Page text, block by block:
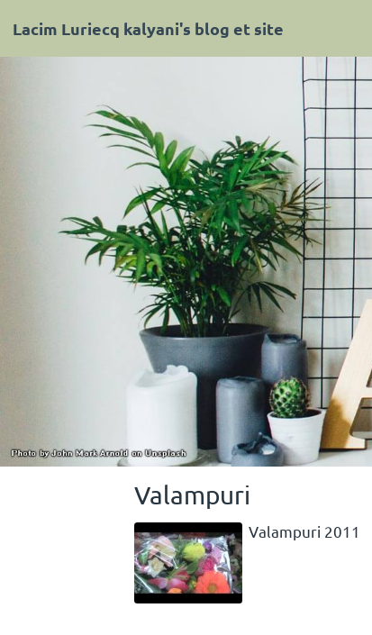
Lacim Luriecq kalyani's blog et site
Valampuri
Valampuri 2011